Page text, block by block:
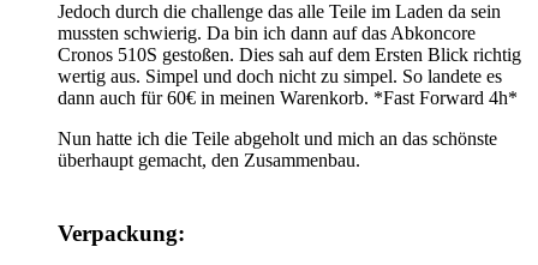
Jedoch durch die challenge das alle Teile im Laden da sein
mussten schwierig. Da bin ich dann auf das Abkoncore
Cronos 510S gestoßen. Dies sah auf dem Ersten Blick richtig
wertig aus. Simpel und doch nicht zu simpel. So landete es
dann auch für 60€ in meinen Warenkorb. *Fast Forward 4h*
Nun hatte ich die Teile abgeholt und mich an das schönste
überhaupt gemacht, den Zusammenbau.
Verpackung: